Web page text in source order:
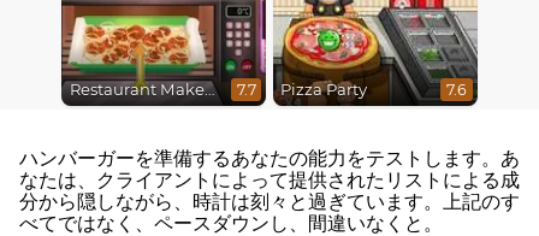
Restaurant Makeover 7.7 Pizza Party 7.6
ハンバーガーを準備するあなたの能力をテストします。あ
なたは、クライアントによって提供されたリストによる成
分から隠しながら、時計は刻々と過ぎています。上記のす
べてではなく、ペースダウンし、間違いなくと。